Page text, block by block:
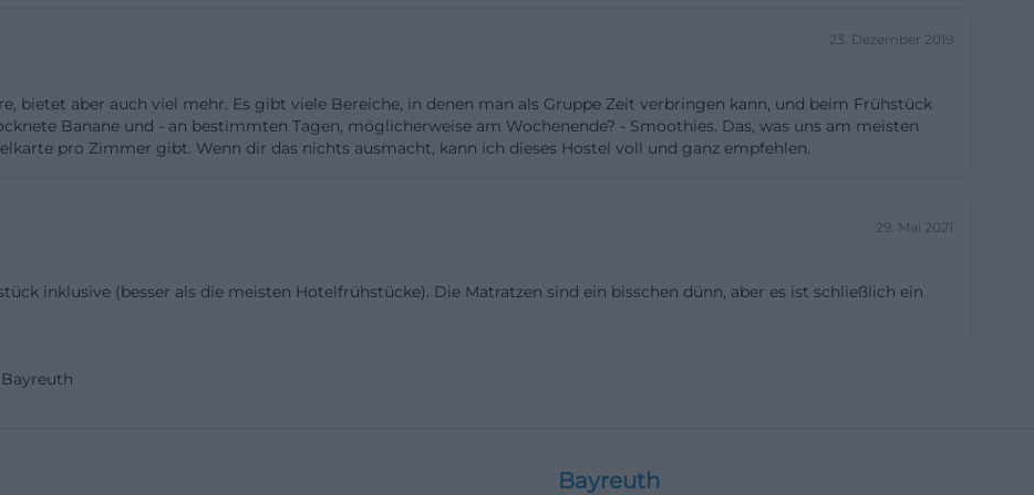
sind vorhanden, und auch hier sind Dusche, WC, Waschbecken,
und Schubladen Teil der Ausstattung. Besonders relevant für
interessant macht. Im Inneren zeigen die offiziellen
Beachvolleyball, Dachterrasse, Tischtennis, Badminton, Basketball,
23. Dezember 2019
bietet aber auch viel mehr. Es gibt viele Bereiche, in denen man als Gruppe Zeit verbringen kann, und beim Frühstück
Banane und - an bestimmten Tagen, möglicherweise am Wochenende? - Smoothies. Das, was uns am meisten
pro Zimmer gibt. Wenn dir das nichts ausmacht, kann ich dieses Hostel voll und ganz empfehlen.
29. Mai 2021
inklusive (besser als die meisten Hotelfrühstücke). Die Matratzen sind ein bisschen dünn, aber es ist schließlich ein
Bayreuth